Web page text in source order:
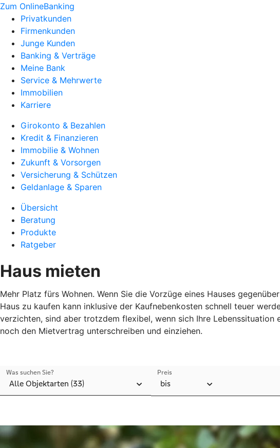
Zum OnlineBanking
Privatkunden
Firmenkunden
Junge Kunden
Banking & Verträge
Meine Bank
Service & Mehrwerte
Immobilien
Karriere
Girokonto & Bezahlen
Kredit & Finanzieren
Immobilie & Wohnen
Zukunft & Vorsorgen
Versicherung & Schützen
Geldanlage & Sparen
Übersicht
Beratung
Produkte
Ratgeber
Haus mieten
Mehr Platz fürs Wohnen. Wenn Sie die Vorzüge eines Hauses
Haus zu kaufen kann inklusive der Kaufnebenkosten schnell teuer
verzichten, sind aber trotzdem flexibel, wenn sich Ihre Lebenssituation
noch den Mietvertrag unterschreiben und einziehen.